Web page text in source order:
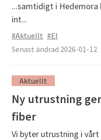
...samtidigt i Hedemora
int...
#Aktuellt #El
Senast ändrad 2026-01-12
Aktuellt
Ny utrustning
fiber
Vi byter utrustning i